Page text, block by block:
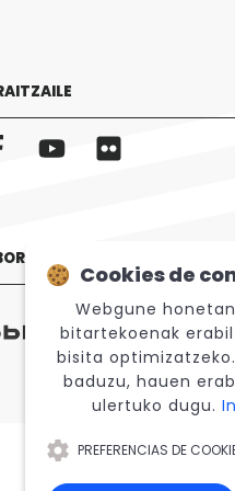
Cookies de
Webgune
bitartekoenak
bisita
baduzu, hauen
ulertuko dugu.
PREFERENCIAS DE